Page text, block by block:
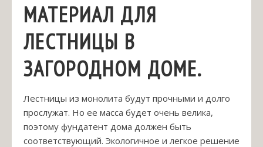
МАТЕРИАЛ ДЛЯ
ЛЕСТНИЦЫ В
ЗАГОРОДНОМ ДОМЕ.
Лестницы из монолита будут прочными и долго
прослужат. Но ее масса будет очень велика,
поэтому фундатент дома должен быть
соответствующий. Экологичное и легкое решение